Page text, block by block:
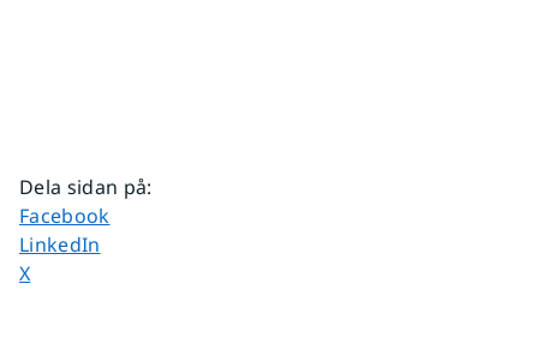
Dela sidan på:
Dela sidan på
Facebook
Dela sidan på
LinkedIn
Dela sidan på
X